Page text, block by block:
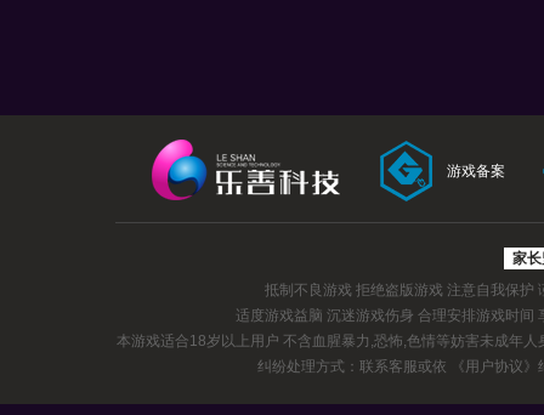
游戏备案
家
抵制不良游戏 拒绝盗版游戏 注意自我保护
适度游戏益脑 沉迷游戏伤身 合理安排游戏时间
本游戏适合18岁以上用户 不含血腥暴力,恐怖,色情等妨害未成年人
纠纷处理方式：联系客服或依
《用户协议》